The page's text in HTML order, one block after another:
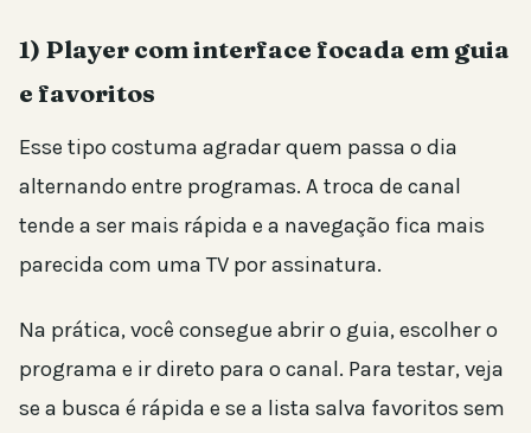
1) Player com interface focada em guia
e favoritos
Esse tipo costuma agradar quem passa o dia
alternando entre programas. A troca de canal
tende a ser mais rápida e a navegação fica mais
parecida com uma TV por assinatura.
Na prática, você consegue abrir o guia, escolher o
programa e ir direto para o canal. Para testar, veja
se a busca é rápida e se a lista salva favoritos sem